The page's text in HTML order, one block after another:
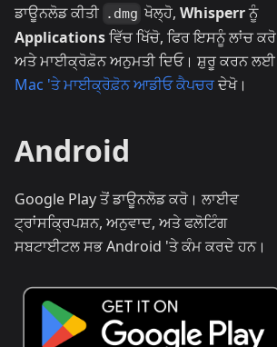
ਡਾਊਨਲੋਡ ਕੀਤੀ .dmg ਖੋਲ੍ਹੋ,Whisperrਨੂੰ
Applicationsਵਿੱਚ ਖਿੱਚੋ, ਫਿਰ ਇਸਨੂੰ ਲਾਂਚ ਕਰੋ
ਅਤੇ ਮਾਈਕ੍ਰੋਫ਼ੋਨ ਅਨੁਮਤੀ ਦਿਓ। ਸ਼ੁਰੂ ਕਰਨ ਲਈ
Mac 'ਤੇ ਮਾਈਕ੍ਰੋਫ਼ੋਨ ਆਡੀਓ ਕੈਪਚਰਦੇਖੋ।
Android
Google Play ਤੋਂ ਡਾਊਨਲੋਡ ਕਰੋ। ਲਾਈਵ
ਟ੍ਰਾਂਸਕ੍ਰਿਪਸ਼ਨ, ਅਨੁਵਾਦ, ਅਤੇ ਫਲੋਟਿੰਗ
ਸਬਟਾਈਟਲ ਸਭ Android 'ਤੇ ਕੰਮ ਕਰਦੇ ਹਨ।